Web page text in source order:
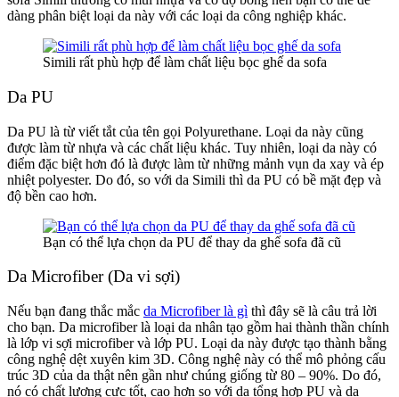
dàng phân biệt loại da này với các loại da công nghiệp khác.
Simili rất phù hợp để làm chất liệu bọc ghế da sofa
Da PU
Da PU là từ viết tắt của tên gọi Polyurethane. Loại da này cũng
được làm từ nhựa và các chất liệu khác. Tuy nhiên, loại da này có
điểm đặc biệt hơn đó là được làm từ những mảnh vụn da xay và ép
nhiệt polyester. Do đó, so với da Simili thì da PU có bề mặt đẹp và
độ bền cao hơn.
Bạn có thể lựa chọn da PU để thay da ghế sofa đã cũ
Da Microfiber (Da vi sợi)
Nếu bạn đang thắc mắc da Microfiber là gì thì đây sẽ là câu trả lời
cho bạn. Da microfiber là loại da nhân tạo gồm hai thành thần chính
là lớp vi sợi microfiber và lớp PU. Loại da này được tạo thành bằng
công nghệ dệt xuyên kim 3D. Công nghệ này có thể mô phỏng cấu
trúc 3D của da thật nên gần như chúng giống từ 80 – 90%. Do đó,
nó có chất lượng cực tốt, cao hơn so với da tổng hợp PU và da